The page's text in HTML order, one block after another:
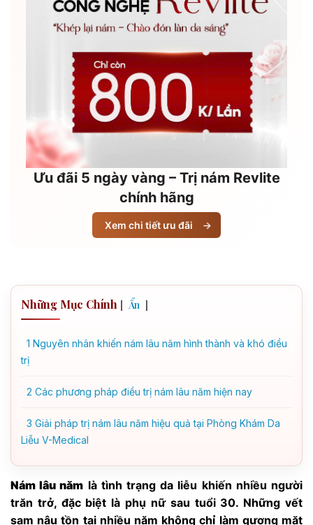
Ưu đãi 5 ngày vàng – Trị nám Revlite
chính hãng
Xem chi tiết ưu đãi →
Những Mục Chính [ Ẩn ]
1 Nguyên nhân khiến nám lâu năm hình thành và khó điều
trị
2 Các phương pháp điều trị nám lâu năm hiện nay
3 Giải pháp trị nám lâu năm hiệu quả tại Phòng Khám Da
Liễu V-Medical
Nám lâu năm là tình trạng da liễu khiến nhiều người
trăn trở, đặc biệt là phụ nữ sau tuổi 30. Những vết
sạm nâu tồn tại nhiều năm không chỉ làm gương mặt